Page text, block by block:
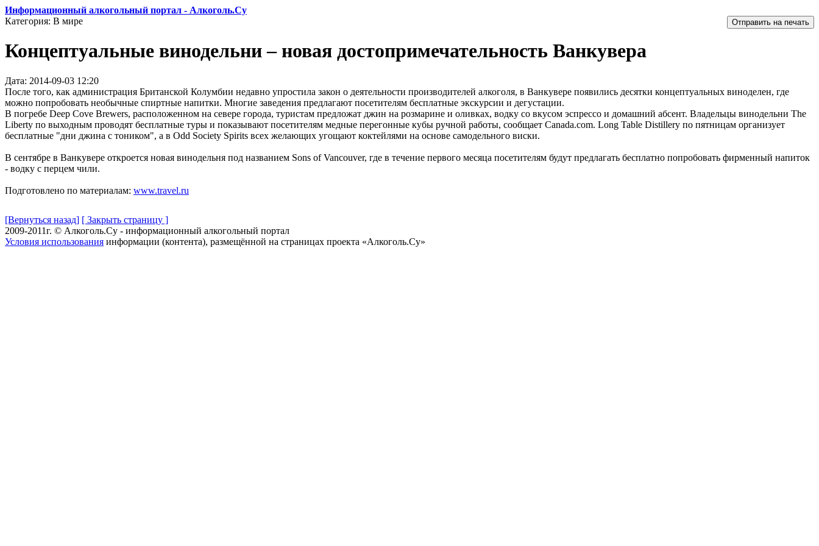
Информационный алкогольный портал - Алкоголь.Су
Категория: В мире
Концептуальные винодельни – новая достопримечательность Ванкувера
Дата: 2014-09-03 12:20
После того, как администрация Британской Колумбии недавно упростила закон о деятельности производителей алкоголя, в Ванкувере появились десятки концептуальных виноделен, где
можно попробовать необычные спиртные напитки. Многие заведения предлагают посетителям бесплатные экскурсии и дегустации.
В погребе Deep Cove Brewers, расположенном на севере города, туристам предложат джин на розмарине и оливках, водку со вкусом эспрессо и домашний абсент. Владельцы винодельни The
Liberty по выходным проводят бесплатные туры и показывают посетителям медные перегонные кубы ручной работы, сообщает Canada.com. Long Table Distillery по пятницам организует
бесплатные "дни джина с тоником", а в Odd Society Spirits всех желающих угощают коктейлями на основе самодельного виски.
В сентябре в Ванкувере откроется новая винодельня под названием Sons of Vancouver, где в течение первого месяца посетителям будут предлагать бесплатно попробовать фирменный напиток
- водку с перцем чили.
Подготовлено по материалам: www.travel.ru
[Вернуться назад] [ Закрыть страницу ]
2009-2011г. © Алкоголь.Су - информационный алкогольный портал
Условия использования информации (контента), размещённой на страницах проекта «Алкоголь.Су»